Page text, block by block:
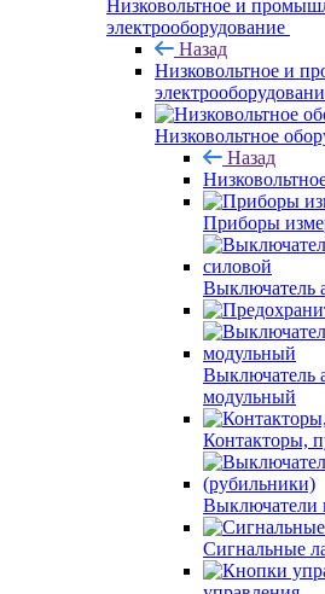
Низковольтное и
электрооборудование
Назад
Низковольтное и
Низковольтное
Назад
Приборы
Выключатель
Выключатель
модульный
Контакторы,
Выключатели
Сигнальные